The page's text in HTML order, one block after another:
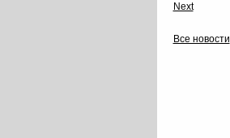
Next
Все новости